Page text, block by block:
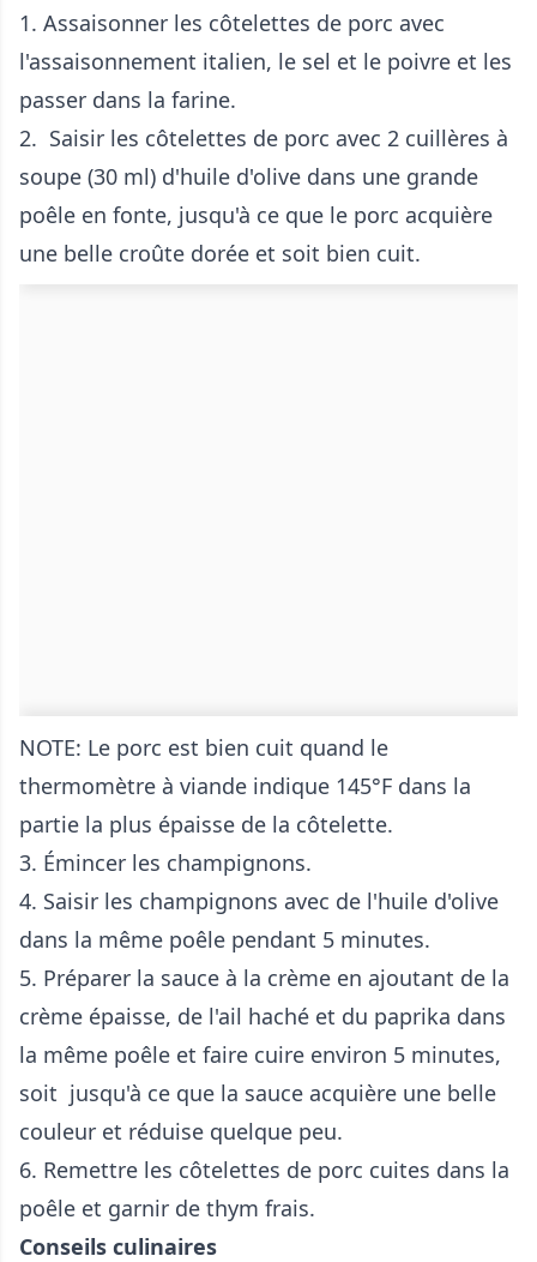
1. Assaisonner les côtelettes de porc avec
l'assaisonnement italien, le sel et le poivre et les
passer dans la farine.
2. Saisir les côtelettes de porc avec 2 cuillères à
soupe (30 ml) d'huile d'olive dans une grande
poêle en fonte, jusqu'à ce que le porc acquière
une belle croûte dorée et soit bien cuit.
NOTE: Le porc est bien cuit quand le
thermomètre à viande indique 145°F dans la
partie la plus épaisse de la côtelette.
3. Émincer les champignons.
4. Saisir les champignons avec de l'huile d'olive
dans la même poêle pendant 5 minutes.
5. Préparer la sauce à la crème en ajoutant de la
crème épaisse, de l'ail haché et du paprika dans
la même poêle et faire cuire environ 5 minutes,
soit jusqu'à ce que la sauce acquière une belle
couleur et réduise quelque peu.
6. Remettre les côtelettes de porc cuites dans la
poêle et garnir de thym frais.
Conseils culinaires